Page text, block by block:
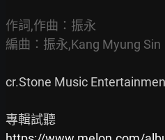
作詞,作曲：振永
編曲：振永,Kang Myung Sin
cr.Stone Music